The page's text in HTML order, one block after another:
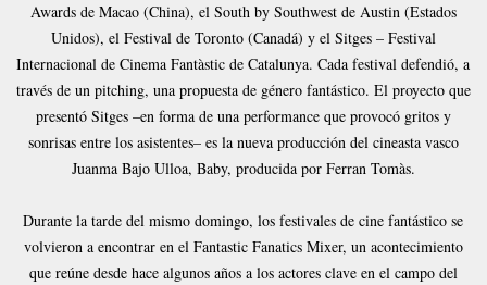
Awards de Macao (China), el South by Southwest de Austin (Estados
Unidos), el Festival de Toronto (Canadá) y el Sitges – Festival
Internacional de Cinema Fantàstic de Catalunya. Cada festival defendió, a
través de un pitching, una propuesta de género fantástico. El proyecto que
presentó Sitges –en forma de una performance que provocó gritos y
sonrisas entre los asistentes– es la nueva producción del cineasta vasco
Juanma Bajo Ulloa, Baby, producida por Ferran Tomàs.
Durante la tarde del mismo domingo, los festivales de cine fantástico se
volvieron a encontrar en el Fantastic Fanatics Mixer, un acontecimiento
que reúne desde hace algunos años a los actores clave en el campo del